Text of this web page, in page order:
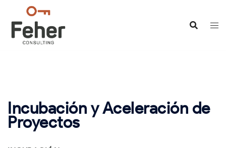
contenido
Incubación y Aceleración de
Proyectos